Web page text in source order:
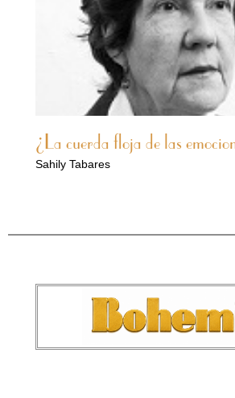
¿La cuerda floja de las
Sahily Tabares